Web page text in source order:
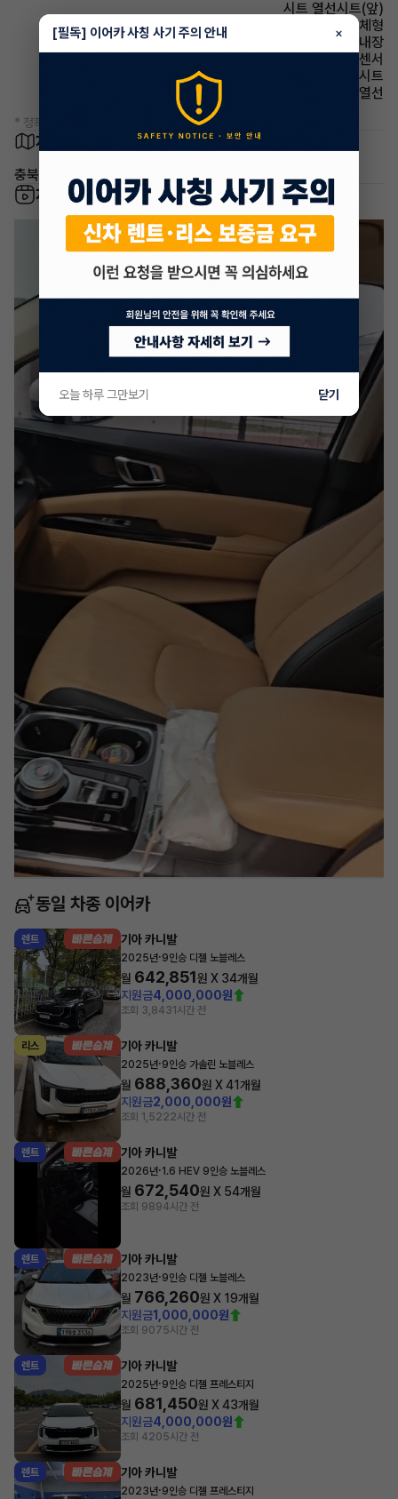
시트 열선시트(앞)
사이드미러 방향지시등 일체형
스티어링휠 열선내장
주차보조 전방감지센서
시트 인조가죽시트
사이드미러 열선
* 정확한 정보는 판매자와 반드시 확인하시기 바랍니다.
차량 위치
충북 충주시 중앙탑면 루암리
차량 영상
동일 차종 이어카
렌트 기아 카니발
2025년·9인승 디젤 노블레스
월 642,851원 X 34개월
지원금4,000,000원
조회 3,8431시간 전
리스 기아 카니발
2025년·9인승 가솔린 노블레스
월 688,360원 X41개월
지원금2,000,000원
조회 1,5222시간 전
렌트 기아 카니발
2026년·1.6 HEV 9인승 노블레스
월 672,540원 X 54개월
조회 9894시간 전
렌트 기아 카니발
2023년·9인승 디젤 노블레스
월 766,260원 X 19개월
지원금1,000,000원
조회 9075시간 전
렌트 기아 카니발
2025년·9인승 디젤 프레스티지
월 681,450원 X43개월
지원금4,000,000원
조회 4205시간 전
렌트 기아 카니발
2023년·9인승 디젤 프레스티지
[필독] 이어카 사칭 사기 주의 안내 ×
오늘 하루 그만보기 닫기